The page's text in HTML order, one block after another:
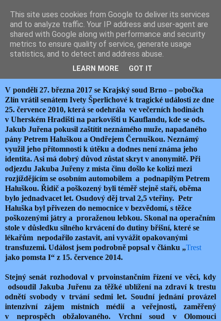
JEMELIK ZDENĚK
středa 29. března 2017
TREST JAKO POMSTA III
V pondělí 27. března 2017 se Krajský soud Brno – pobočka
Zlín vrátil senátem Ivety Šperlichové k tragické události ze dne
25. července 2010, která se odehrála ve večerních hodinách
v Uherském Hradišti na parkovišti u Kauflandu, kde se ods.
Jakub Juřena pokusil zaštítit neznámého muže, napadaného
pány Petrem Haluškou a Ondřejem Černuškou. Neznámý
využil jeho přítomnosti k útěku a dodnes není známa jeho
identita. Asi má dobrý důvod zůstat skryt v anonymitě. Při
odjezdu Jakuba Juřeny z místa činu došlo ke kolizi mezi
rozjíždějícím se osobním automobilem a podnapilým Petrem
Haluškou. Řidič a poškozený byli téměř stejně staří, oběma
bylo jednadvacet let. Osudový děj trval 2,5 vteřiny. Petr
Haluška byl přivezen do nemocnice v bezvědomí, s těžce
poškozenými játry a proraženou lebkou. Skonal na operačním
stole v důsledku silného krvácení do dutiny břišní, které se
lékařům nepodařilo zastavit, ani vyvážit opakovanými
transfuzemi. Událost jsem podrobně popsal v článku „Trest
jako pomsta I“ z 15. července 2014.
Stejný senát rozhodoval v prvoinstančním řízení ve věci, kdy
odsoudil Jakuba Juřenu za těžké ublížení na zdraví k trestu
odnětí svobody v trvání sedmi let. Soudní jednání provázel
intenzivní zájem místních médií a veřejnosti, zaměřený
v neprospěch obžalovaného. Vrchní soud v Olomouci
This site uses cookies from Google to deliver its services
and to analyze traffic. Your IP address and user-agent are
shared with Google along with performance and security
metrics to ensure quality of service, generate usage
statistics, and to detect and address abuse.
LEARN MORE GOT IT